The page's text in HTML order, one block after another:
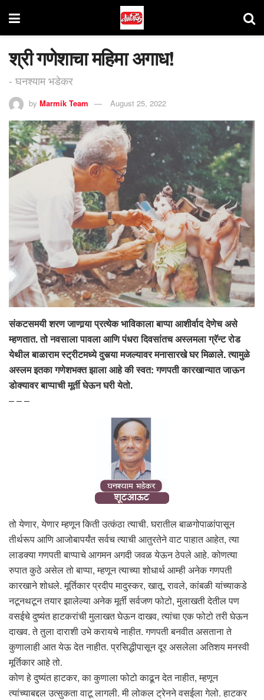
श्री गणेशाचा महिमा अगाध!
- घनश्याम भडेकर
by Marmik Team August 25, 2022
संकटसमयी शरण जाणार्‍या प्रत्येक भाविकाला बाप्पा आशीर्वाद देणेच असे
म्हणतात. तो नवसाला पावला आणि पंधरा दिवसांतच अस्लमला ग्रॅन्ट रोड
येथील बाळाराम स्ट्रीटमध्ये दुसर्‍या मजल्यावर मनासारखे घर मिळाले. त्यामुळे
अस्लम इतका गणेशभक्त झाला आहे की स्वत: गणपती कारखान्यात जाऊन
डोक्यावर बाप्पाची मूर्ती घेऊन घरी येतो.
– – –
तो येणार, येणार म्हणून किती उत्कंठा त्याची. घरातील बाळगोपाळांपासून
तीर्थरूप आणि आजोबापर्यंत सर्वच त्याची आतुरतेने वाट पाहात आहेत, त्या
लाडक्या गणपती बाप्पाचे आगमन अगदी जवळ येऊन ठेपले आहे. कोणत्या
रुपात कुठे असेल तो बाप्पा, म्हणून त्याच्या शोधार्थ आम्ही अनेक गणपती
कारखाने शोधले. मूर्तिकार प्रदीप मादुस्कर, खातू, रावले, कांबळी यांच्याकडे
नटूनथटून तयार झालेल्या अनेक मूर्ती सर्वजण फोटो, मुलाखती देतील पण
वसईचे दुष्यंत हाटकरांची मुलाखत घेऊन दाखव, त्यांचा एक फोटो तरी घेऊन
दाखव. ते तुला दाराशी उभे करायचे नाहीत. गणपती बनवीत असताना ते
कुणालाही आत येऊ देत नाहीत. प्रसिद्धीपासून दूर असलेला अतिशय मनस्वी
मूर्तिकार आहे तो.
कोण हे दुष्यंत हाटकर, का कुणाला फोटो काढून देत नाहीत, म्हणून
त्यांच्याबद्दल उत्सुकता वाटू लागली. मी लोकल ट्रेनने वसईला गेलो. हाटकर